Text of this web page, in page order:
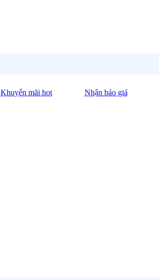
Khuyến mãi hot Nhận báo giá